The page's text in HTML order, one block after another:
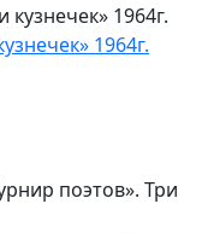
1964г.